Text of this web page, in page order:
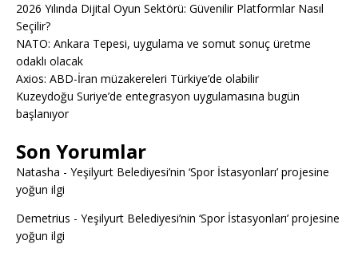
2026 Yılında Dijital Oyun Sektörü: Güvenilir Platformlar Nasıl
Seçilir?
NATO: Ankara Tepesi, uygulama ve somut sonuç üretme
odaklı olacak
Axios: ABD-İran müzakereleri Türkiye’de olabilir
Kuzeydoğu Suriye’de entegrasyon uygulamasına bugün
başlanıyor
Son Yorumlar
Natasha - Yeşilyurt Belediyesi’nin ‘Spor İstasyonları’ projesine
yoğun ilgi
Demetrius - Yeşilyurt Belediyesi’nin ‘Spor İstasyonları’ projesine
yoğun ilgi